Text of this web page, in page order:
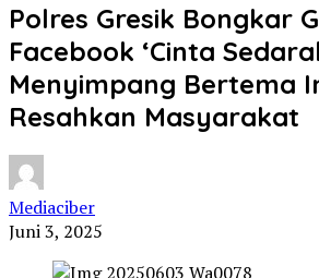
Polres Gresik Bongkar
Facebook ‘Cinta
Menyimpang Bertema
Resahkan Masyarakat
Mediaciber
Juni 3, 2025